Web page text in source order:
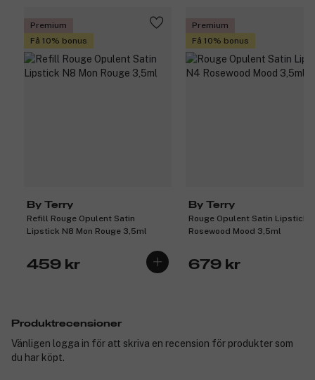
Premium
Få 10% bonus
By Terry
Refill Rouge Opulent Satin
Lipstick N8 Mon Rouge 3,5ml
459 kr
Premium
Få 10% bonus
By Terry
Rouge Opulent Satin Lipstick
Rosewood Mood 3,5ml
679 kr
Produktrecensioner
Vänligen logga in för att skriva en recension för produkter som
du har köpt.